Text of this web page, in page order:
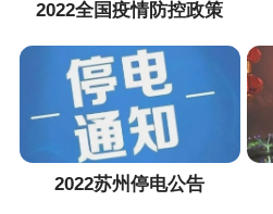
2022全国疫情防控政策
2022苏州停电公告